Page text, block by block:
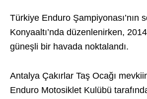
Türkiye Enduro Şampiyonası’nın
Konyaaltı’nda düzenlenirken,
güneşli bir havada noktalandı.
Antalya Çakırlar Taş Ocağı
Enduro Motosiklet Kulübü